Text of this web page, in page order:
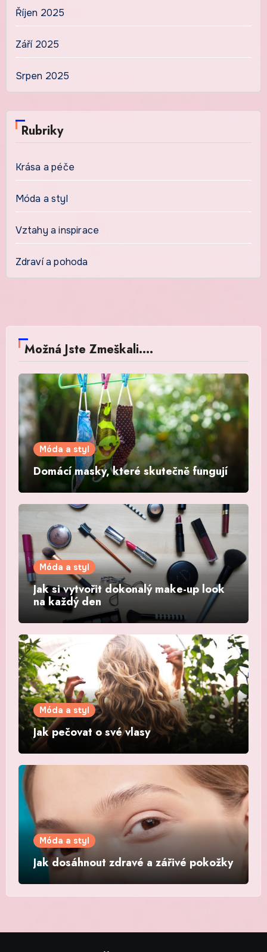
Říjen 2025
Září 2025
Srpen 2025
Rubriky
Krása a péče
Móda a styl
Vztahy a inspirace
Zdraví a pohoda
Možná Jste Zmeškali....
Móda a styl
Domácí masky, které skutečně fungují
Móda a styl
Jak si vytvořit dokonalý make-up look
na každý den
Móda a styl
Jak pečovat o své vlasy
Móda a styl
Jak dosáhnout zdravé a zářivé pokožky